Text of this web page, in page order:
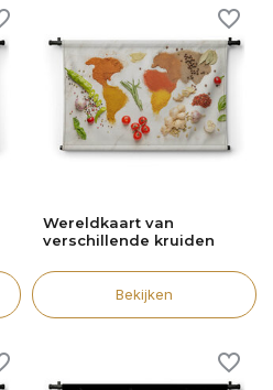
Wereldkaart van
verschillende kruiden
Bekijken